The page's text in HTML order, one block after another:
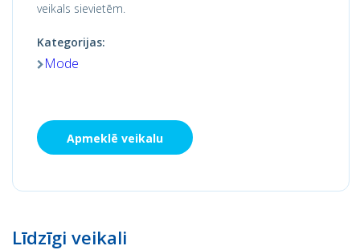
veikals sievietēm.
Kategorijas:
Mode
Apmeklē veikalu
Līdzīgi veikali